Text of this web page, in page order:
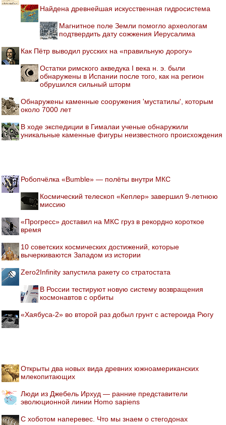
Найдена древнейшая искусственная гидросистема
Магнитное поле Земли помогло археологам
подтвердить дату сожжения Иерусалима
Как Пётр выводил русских на «правильную дорогу»
Остатки римского акведука I века н. э. были
обнаружены в Испании после того, как на регион
обрушился сильный шторм
Обнаружены каменные сооружения 'мустатилы', которым
около 7000 лет
В ходе экспедиции в Гималаи ученые обнаружили
уникальные каменные фигуры неизвестного происхождения
Робопчёлка «Bumble» — полёты внутри МКС
Космический телескоп «Кеплер» завершил 9-летнюю
миссию
«Прогресс» доставил на МКС груз в рекордно короткое
время
10 советских космических достижений, которые
вычеркиваются Западом из истории
Zero2Infinity запустила ракету со стратостата
В России тестируют новую систему возвращения
космонавтов с орбиты
«Хаябуса-2» во второй раз добыл грунт с астероида Рюгу
Открыты два новых вида древних южноамериканских
млекопитающих
Люди из Джебель Ирхуд — ранние представители
эволюционной линии Homo sapiens
С хоботом наперевес. Что мы знаем о стегодонах